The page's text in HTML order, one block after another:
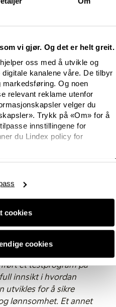
vi gjør. Og det er helt greit.
oss med å utvikle og
kanalene våre. De tilbyr
Og noen
relevant reklame utenfor
velger du
Trykk på «Om» for å
innstillingene for
du Lindex policy for
cookies
cookies
som er et godt bevis
Dette gir oss
å fortsette å utdype
videreutvikle tilbudet
behovene til kundene
.
fortsatt å ta viktige
mer bærekraftig
på nye måter hvor
og kontinuerlig
med nye tjenester er
omlegging.
behov i fokus, er
merket Female
femtech-produkter.
vårt innen
et testprogram på
innsikt i hvordan
utvikles for å sikre
lønnsomhet. Et annet